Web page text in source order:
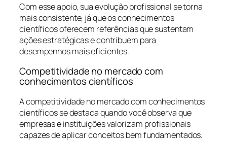
Com esse apoio, sua evolução profissional se torna
mais consistente, já que os conhecimentos
científicos oferecem referências que sustentam
ações estratégicas e contribuem para
desempenhos mais eficientes.
Competitividade no mercado com
conhecimentos científicos
A competitividade no mercado com conhecimentos
científicos se destaca quando você observa que
empresas e instituições valorizam profissionais
capazes de aplicar conceitos bem fundamentados.